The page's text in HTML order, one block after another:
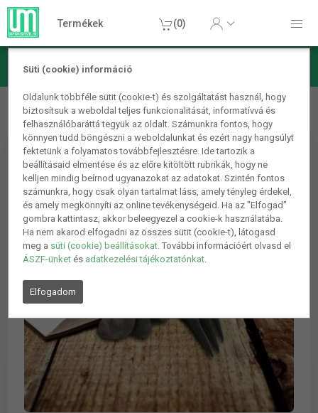
Süti (cookie) információ
Oldalunk többféle sütit (cookie-t) és szolgáltatást használ, hogy
biztosítsuk a weboldal teljes funkcionalitását, informatívvá és
felhasználóbaráttá tegyük az oldalt. Számunkra fontos, hogy
könnyen tudd böngészni a weboldalunkat és ezért nagy hangsúlyt
fektetünk a folyamatos továbbfejlesztésre. Ide tartozik a
beállításaid elmentése és az előre kitöltött rubrikák, hogy ne
kelljen mindig beírnod ugyanazokat az adatokat. Szintén fontos
számunkra, hogy csak olyan tartalmat láss, amely tényleg érdekel,
és amely megkönnyíti az online tevékenységeid. Ha az "Elfogad"
gombra kattintasz, akkor beleegyezel a cookie-k használatába.
Ha nem akarod elfogadni az összes sütit (cookie-t), látogasd
meg a süti (cookie) beállításokat. További információért olvasd el
ÁSZF-ünket és adatkezelési tájékoztatónkat.
Elfogadom
Termékek (0)
Otthon, lakás, háztartás
Egyéb/otthoni kiegészítők
Gyanta boszorkánykéz alakú könyvtartó, könyvjelző